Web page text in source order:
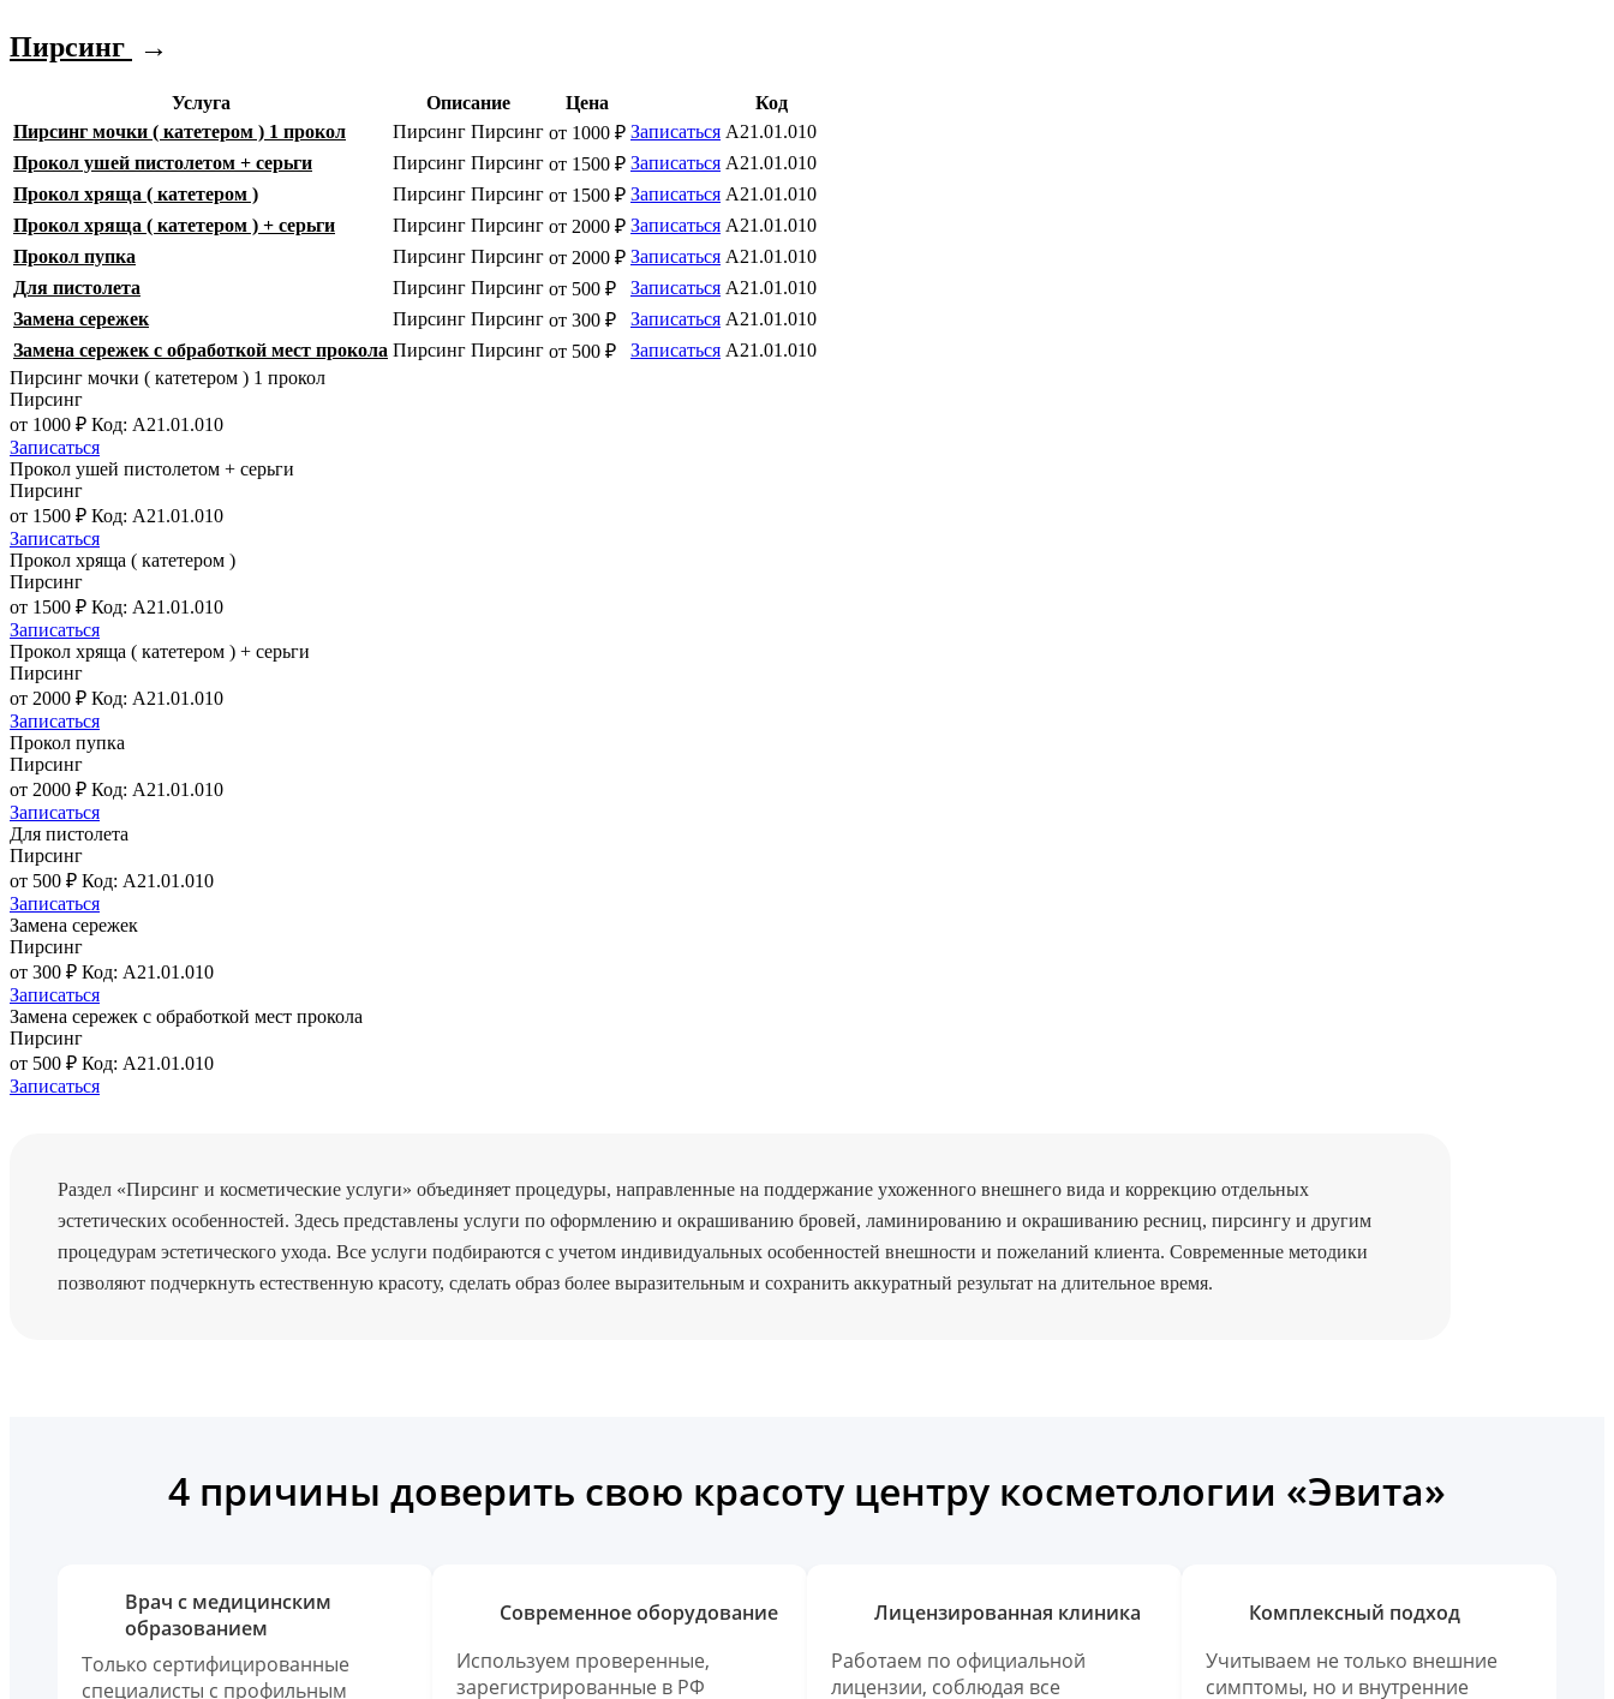
Пирсинг →
Услуга Описание Цена
Код
Пирсинг мочки ( катетером ) 1 прокол
Пирсинг Пирсинг от 1000 ₽ Записаться A21.01.010
Прокол ушей пистолетом + серьги
Пирсинг Пирсинг от 1500 ₽ Записаться A21.01.010
Прокол хряща ( катетером )
Пирсинг Пирсинг от 1500 ₽ Записаться A21.01.010
Прокол хряща ( катетером ) + серьги
Пирсинг Пирсинг от 2000 ₽ Записаться A21.01.010
Прокол пупка
Пирсинг Пирсинг от 2000 ₽ Записаться A21.01.010
Для пистолета
Пирсинг Пирсинг от 500 ₽ Записаться A21.01.010
Замена сережек
Пирсинг Пирсинг от 300 ₽ Записаться A21.01.010
Замена сережек c обработкой мест прокола Пирсинг Пирсинг от 500 ₽ Записаться A21.01.010
Пирсинг мочки ( катетером ) 1 прокол
Пирсинг
от 1000 ₽ Код: A21.01.010
Записаться
Прокол ушей пистолетом + серьги
Пирсинг
от 1500 ₽ Код: A21.01.010
Записаться
Прокол хряща ( катетером )
Пирсинг
от 1500 ₽ Код: A21.01.010
Записаться
Прокол хряща ( катетером ) + серьги
Пирсинг
от 2000 ₽ Код: A21.01.010
Записаться
Прокол пупка
Пирсинг
от 2000 ₽ Код: A21.01.010
Записаться
Для пистолета
Пирсинг
от 500 ₽ Код: A21.01.010
Записаться
Замена сережек
Пирсинг
от 300 ₽ Код: A21.01.010
Записаться
Замена сережек c обработкой мест прокола
Пирсинг
от 500 ₽ Код: A21.01.010
Записаться
Раздел «Пирсинг и косметические услуги» объединяет процедуры, направленные на поддержание ухоженного внешнего вида и коррекцию отдельных
эстетических особенностей. Здесь представлены услуги по оформлению и окрашиванию бровей, ламинированию и окрашиванию ресниц, пирсингу и другим
процедурам эстетического ухода. Все услуги подбираются с учетом индивидуальных особенностей внешности и пожеланий клиента. Современные методики
позволяют подчеркнуть естественную красоту, сделать образ более выразительным и сохранить аккуратный результат на длительное время.
4 причины доверить свою красоту центру косметологии «Эвита»
Врач с медицинским
образованием
Только сертифицированные
специалисты с профильным
Современное оборудование
Используем проверенные,
зарегистрированные в РФ
Лицензированная клиника
Работаем по официальной
лицензии, соблюдая все
Комплексный подход
Учитываем не только внешние
симптомы, но и внутренние